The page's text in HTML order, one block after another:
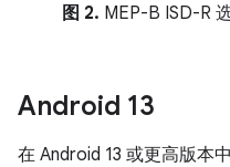
图 2. MEP-B ISD-R
Android 13
在 Android 13 或更高版本